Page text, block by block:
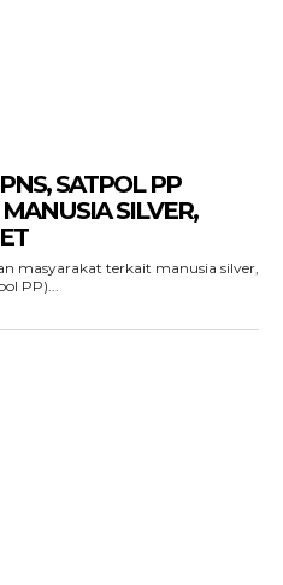
SATPOL PP
SILVER,
masyarakat terkait manusia silver,
PP)...